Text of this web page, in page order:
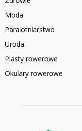
Moda
Paralotniarstwo
Uroda
Piasty rowerowe
Okulary rowerowe